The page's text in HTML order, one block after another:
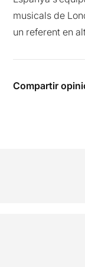
musicals de
un referent en
Compartir